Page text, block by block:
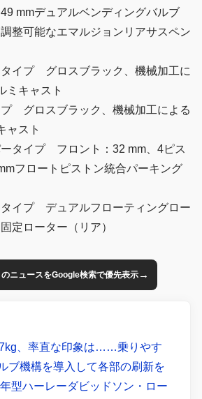
mmデュアルベンディングバルブ
整可能なエマルジョンリアサスペン
イプ グロスブラック、機械加工に
ミキャスト
グロスブラック、機械加工による
ャスト
タイプ フロント：32 mm、4ピス
フロートピストン統合パーキング
イプ デュアルフローティングロー
定ローター（リア）
ニュースをGoogle検索で優先表示→
、率直な印象は……乗りやす
機構を導入して各部の刷新を
型ハーレーダビッドソン・ロー